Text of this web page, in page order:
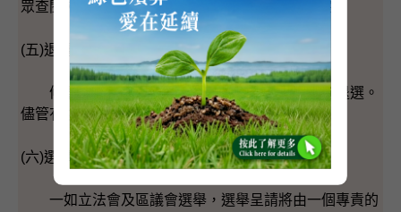
眾查閱外，選舉主任還須在憲報刊登提名人的姓名。
(五)退選
候選人可在投票日前的最後一個工作日或之前退選。
儘管有候選人退出，行政長官選舉仍會繼續進行。
(六)選舉呈請
一如立法會及區議會選舉，選舉呈請將由一個專責的